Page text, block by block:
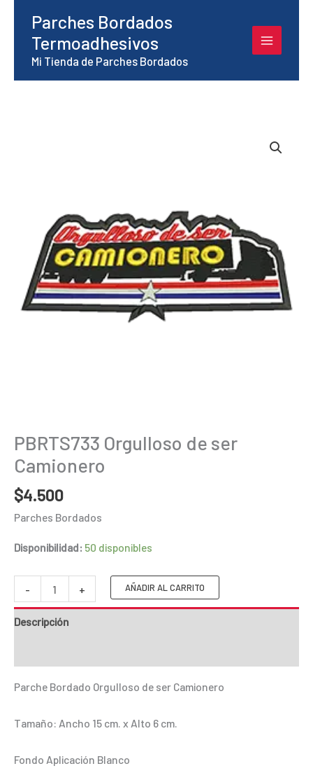
contenido
Parches Bordados
Termoadhesivos
Mi Tienda de Parches Bordados
PBRTS733 Orgulloso de ser
Camionero
$4.500
Parches Bordados
Disponibilidad: 50 disponibles
-
PBRTS733
Orgulloso
de
+ AÑADIR AL CARRITO
Descripción
Parche Bordado Orgulloso de ser Camionero
Tamaño: Ancho 15 cm. x Alto 6 cm.
Fondo Aplicación Blanco